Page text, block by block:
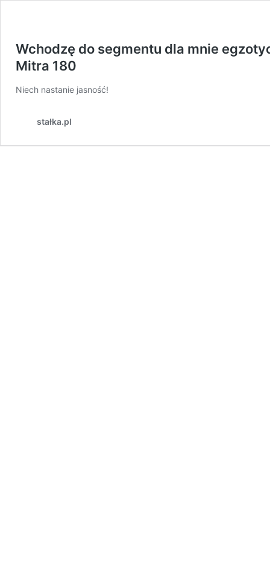
Wchodzę do segmentu dla mnie
Mitra 180
Niech nastanie jasność!
stałka.pl